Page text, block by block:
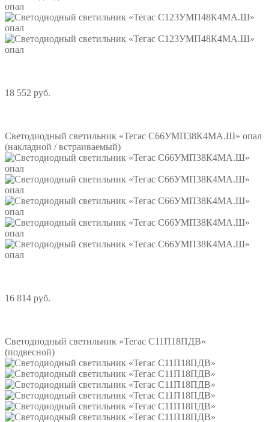
18 552 руб.
Светодиодный светильник «Тегас С66УМП38К4МА.Ш» опал
(накладной / встраиваемый)
16 814 руб.
Светодиодный светильник «Тегас С11П18ПДВ»
(подвесной)